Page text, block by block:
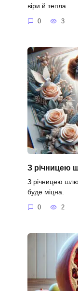
віри й тепла.
0 3
З річницею
З річницею
буде міцна.
0 2